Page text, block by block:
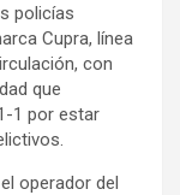
policías
Cupra, línea
con
que
1 por estar
operador del